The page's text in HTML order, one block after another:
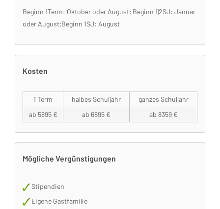
Beginn 1Term: Oktober oder August; Beginn 1|2SJ: Januar
oder August;Beginn 1SJ: August
Kosten
1 Term halbes Schuljahr
ganzes Schuljahr
ab 5895 €
ab 6895 € ab 8359 €
Mögliche Vergünstigungen
Stipendien
Eigene Gastfamilie